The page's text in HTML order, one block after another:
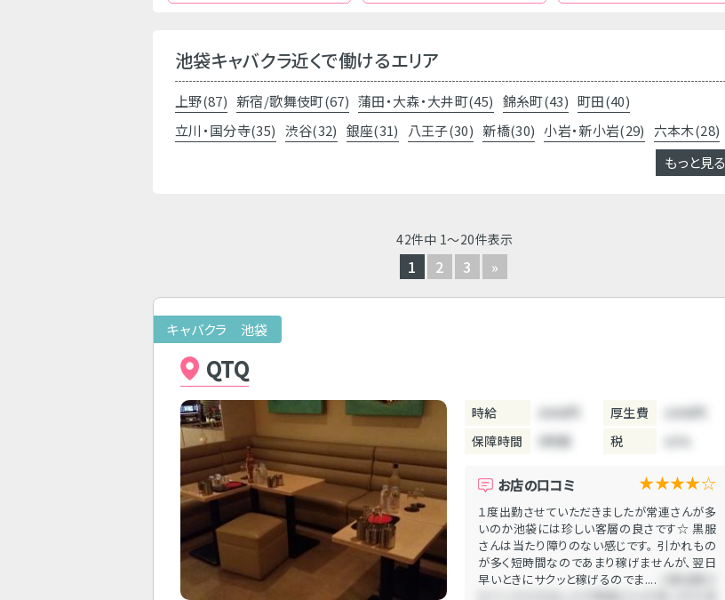
池袋キャバクラ近くで働けるエリア
上野(87) 新宿/歌舞伎町(67) 蒲田・大森・大井町(45) 錦糸町(43) 町田(40)
立川・国分寺(35) 渋谷(32) 銀座(31) 八王子(30) 新橋(30) 小岩・新小岩(29)
六本木(28)
もっと見る
42件中 1～20件表示
1 2 3 »
キャバクラ 池袋
QTQ
時給 3800円 厚生費
1000円
保障時間
3時間 税
お店の口コミ ★★★★☆
１度出勤させていただきましたが常連さんが多
いのか池袋には珍しい客層の良さです☆ 黒服
さんは当たり障りのない感じです。 引かれもの
が多く短時間なのであまり稼げませんが、翌日
早いときにサクッと稼げるのでま....
１度出勤さ